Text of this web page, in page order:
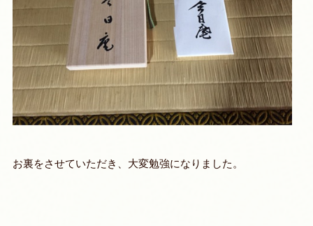
お裏をさせていただき、大変勉強になりました。